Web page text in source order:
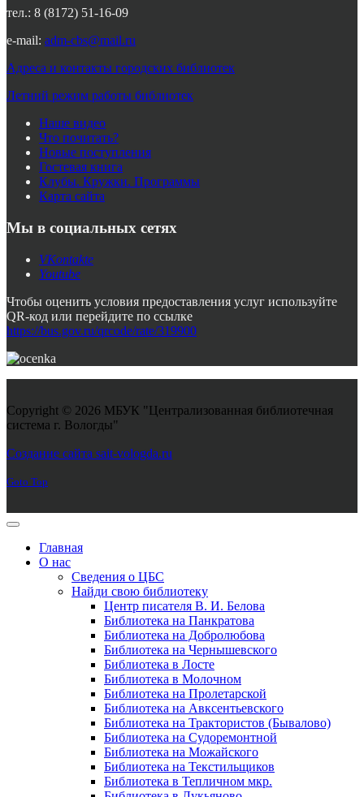
тел.: 8 (8172) 51-16-09
e-mail: adm-cbs@mail.ru
Адреса и контакты городских библиотек
Летний режим работы библиотек
Наше видео
Что почитать?
Новые поступления
Гостевая книга
Клубы. Кружки. Программы
Карта сайта
Мы в социальных сетях
VKontakte
Youtube
Чтобы оценить условия предоставления услуг используйте
QR-код или перейдите по ссылке
https://bus.gov.ru/qrcode/rate/319900
Copyright © 2026 МБУК "Централизованная библиотечная
система г. Вологды"
Создание сайта sait-vologda.ru
Goto Top
Главная
О нас
Сведения о ЦБС
Найди свою библиотеку
Центр писателя В. И. Белова
Библиотека на Панкратова
Библиотека на Добролюбова
Библиотека на Чернышевского
Библиотека в Лосте
Библиотека в Молочном
Библиотека на Пролетарской
Библиотека на Авксентьевского
Библиотека на Трактористов (Бывалово)
Библиотека на Судоремонтной
Библиотека на Можайского
Библиотека на Текстильщиков
Библиотека в Тепличном мкр.